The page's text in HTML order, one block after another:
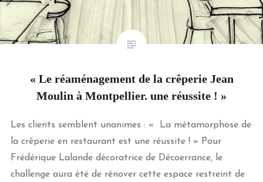
« Le réaménagement de la crêperie Jean
Moulin à Montpellier. une réussite ! »
Les clients semblent unanimes : « La métamorphose de
la crêperie en restaurant est une réussite ! » Pour
Frédérique Lalande décoratrice de Décoerrance, le
challenge aura été de rénover cette espace restreint de